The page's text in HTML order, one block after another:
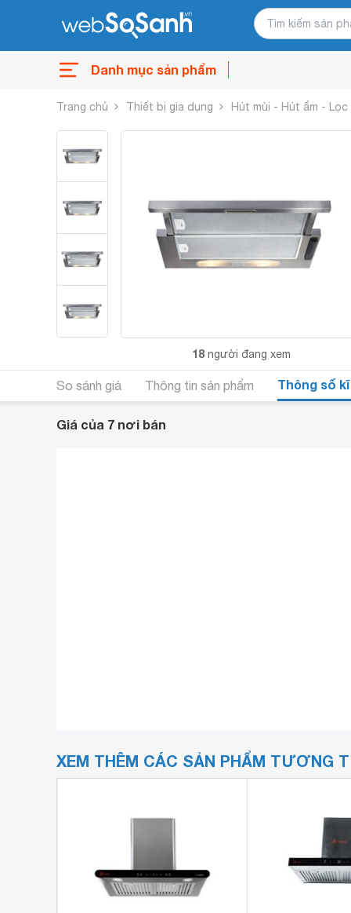
Danh mục sản phẩm
Trang chủ Thiết bị gia dụng Hút mùi - Hút ẩm - Lọc
18 người đang xem
So sánh giá Thông tin sản phẩm Thông số
Giá của 7 nơi bán
XEM THÊM CÁC SẢN PHẨM TƯƠNG